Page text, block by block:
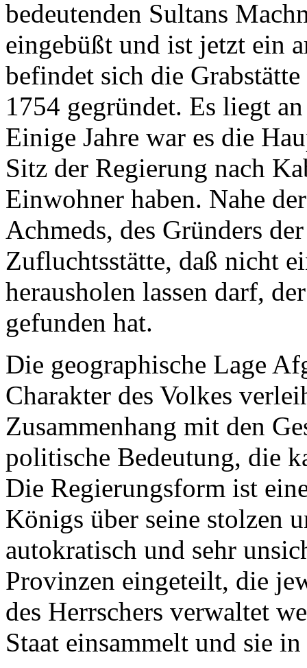
bedeutenden Sultans
eingebüßt und ist jetzt ein
befindet sich die
1754 gegründet. Es liegt
Einige Jahre war es die
Sitz der Regierung nach
Einwohner haben. Nahe
Achmeds, des Gründers
Zufluchtsstätte, daß nicht
herausholen lassen darf,
gefunden hat.
Die geographische Lage
Charakter des Volkes
Zusammenhang mit den
politische Bedeutung, die
Die Regierungsform ist
Königs über seine stolzen
autokratisch und sehr
Provinzen eingeteilt, die
des Herrschers verwaltet
Staat einsammelt und sie